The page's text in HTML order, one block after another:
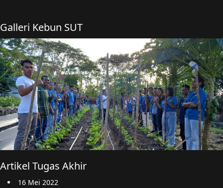
Galleri Kebun SUT
Artikel Tugas Akhir
16 Mei 2022